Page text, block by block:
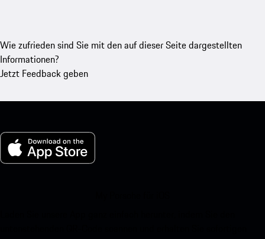
Wie zufrieden sind Sie mit den auf dieser Seite dargestellten
Informationen?
Jetzt Feedback geben